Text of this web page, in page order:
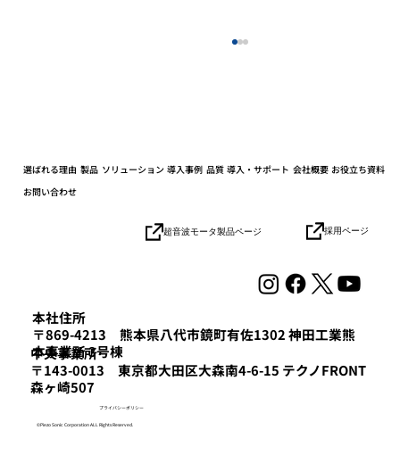
小学生の社会科見学を開催しました
本社住所
〒869-4213 熊本県八代市鏡町有佐1302 神田工業熊
本事業所 3号棟
​中央事業所
〒143-0013 東京都大田区大森南4-6-15 テクノFRONT
森ヶ崎507
選ばれる理由 製品 ソリューション 導入事例 品質 導入・サポート 会社概要 お役立ち資料
お問い合わせ
超音波モータ製品ページ 採用ページ
プライバシーポリシー
©Piezo Sonic Corporation ALL Rights Reserved.